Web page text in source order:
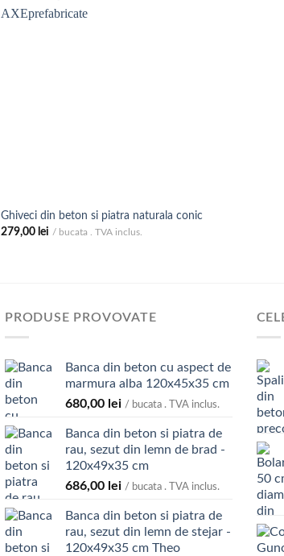
Ghiveci din beton si piatra naturala conic
279,00 lei / bucata . TVA inclus.
PRODUSE PROVOVATE
Banca din beton cu aspect de
marmura alba 120x45x35 cm
680,00 lei / bucata . TVA inclus.
Banca din beton si piatra de
rau, sezut din lemn de brad -
120x49x35 cm
686,00 lei / bucata . TVA inclus.
Banca din beton si piatra de
rau, sezut din lemn de stejar -
120x49x35 cm Theo